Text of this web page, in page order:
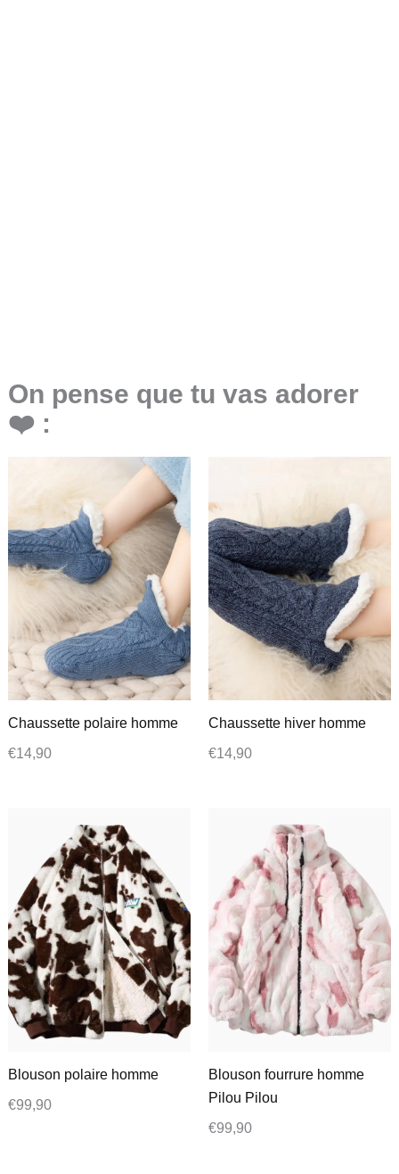
On pense que tu vas adorer
❤️ :
Chaussette polaire homme
€14,90
Chaussette hiver homme
€14,90
Blouson polaire homme
€99,90
Blouson fourrure homme
Pilou Pilou
€99,90